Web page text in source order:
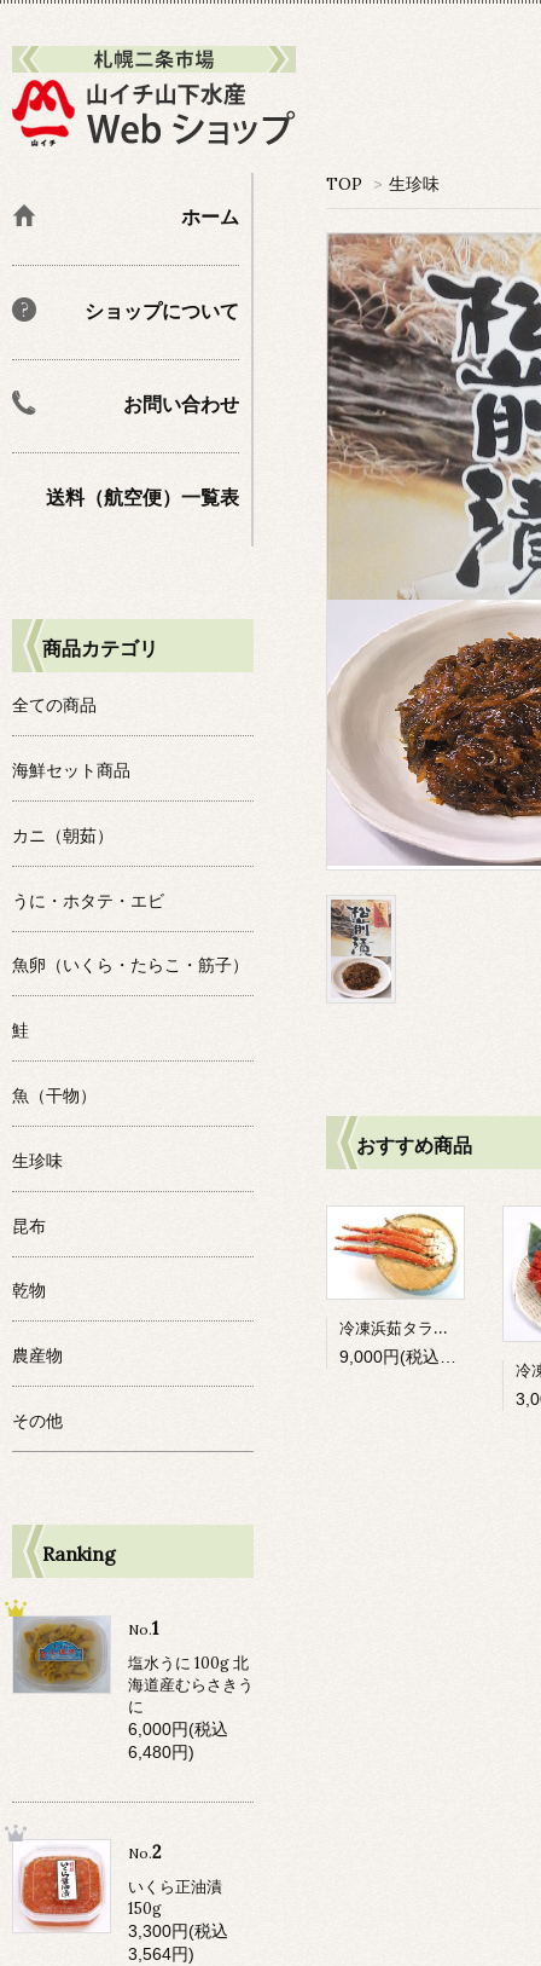
TOP > 生珍味
おすすめ商品
冷凍浜茹タラバ足 800g前後
ホーム
ショップについて
お問い合わせ
送料（航空便）一覧表
商品カテゴリ
全ての商品
海鮮セット商品
カニ（朝茹）
うに・ホタテ・エビ
魚卵（いくら・たらこ・筋子）
鮭
魚（干物）
生珍味
昆布
乾物
農産物
その他
Ranking
No.1
塩水うに 100g 北
海道産むらさきう
に
6,000円(税込
6,480円)
No.2
いくら正油漬
150g
3,300円(税込
3,564円)